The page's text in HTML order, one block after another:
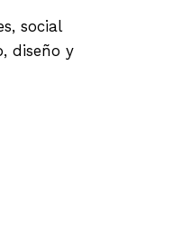
social
diseño y